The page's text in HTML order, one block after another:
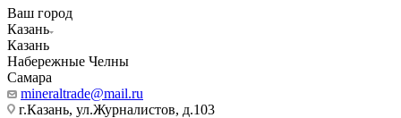
Ваш город
Казань
Казань
Набережные Челны
Самара
mineraltrade@mail.ru
г.Казань, ул.Журналистов, д.103